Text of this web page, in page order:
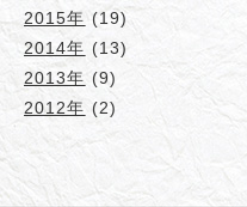
2015年 (19)
2014年 (13)
2013年 (9)
2012年 (2)